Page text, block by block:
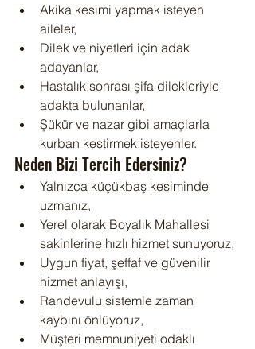
Akika kesimi yapmak isteyen
aileler,
Dilek ve niyetleri için adak
adayanlar,
Hastalık sonrası şifa dilekleriyle
adakta bulunanlar,
Şükür ve nazar gibi amaçlarla
kurban kestirmek isteyenler.
Neden Bizi Tercih Edersiniz?
Yalnızca küçükbaş kesiminde
uzmanız,
Yerel olarak Boyalık Mahallesi
sakinlerine hızlı hizmet sunuyoruz,
Uygun fiyat, şeffaf ve güvenilir
hizmet anlayışı,
Randevulu sistemle zaman
kaybını önlüyoruz,
Müşteri memnuniyeti odaklı